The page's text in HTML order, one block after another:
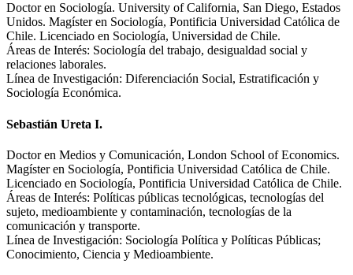
Doctor en Sociología. University of California, San Diego, Estados
Unidos. Magíster en Sociología, Pontificia Universidad Católica de
Chile. Licenciado en Sociología, Universidad de Chile.
Áreas de Interés: Sociología del trabajo, desigualdad social y
relaciones laborales.
Línea de Investigación: Diferenciación Social, Estratificación y
Sociología Económica.
Sebastián Ureta I.
Doctor en Medios y Comunicación, London School of Economics.
Magíster en Sociología, Pontificia Universidad Católica de Chile.
Licenciado en Sociología, Pontificia Universidad Católica de Chile.
Áreas de Interés: Políticas públicas tecnológicas, tecnologías del
sujeto, medioambiente y contaminación, tecnologías de la
comunicación y transporte.
Línea de Investigación: Sociología Política y Políticas Públicas;
Conocimiento, Ciencia y Medioambiente.